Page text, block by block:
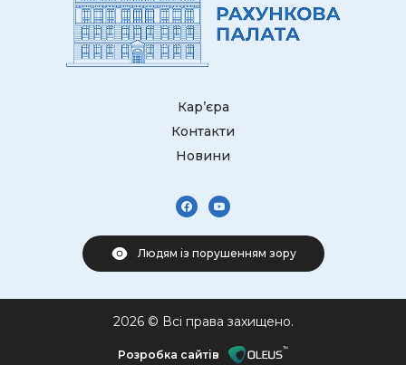
Кар’єра
Контакти
Новини
Людям із порушенням зору
2026 © Всі права захищено.
Розробка сайтів